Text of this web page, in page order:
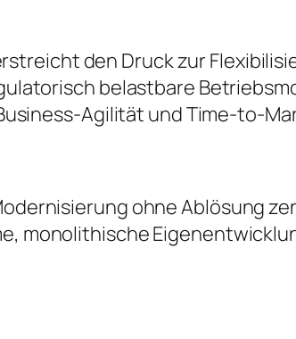
den Druck zur
belastbare
Agilität und Time-to-
ohne Ablösung
monolithische